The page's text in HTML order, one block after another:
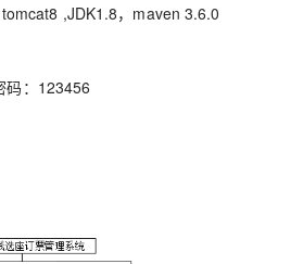
,JDK1.8，maven 3.6.0
码：123456